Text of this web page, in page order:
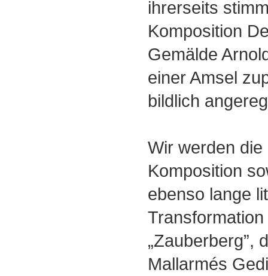
ihrerseits
Komposition
Gemälde
einer Amsel
bildlich
Wir werden
Komposition
ebenso lange
„Zauberberg”,
Mallarmés